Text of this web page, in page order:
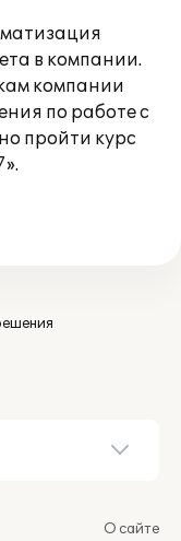
в компании.
компании
по работе с
пройти курс
О сайте